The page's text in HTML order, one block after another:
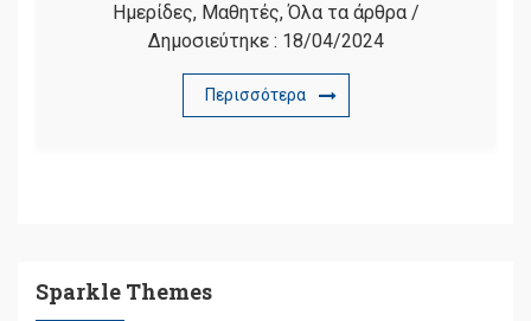
Ημερίδες, Μαθητές,Όλα τα άρθρα/
Δημοσιεύτηκε : 18/04/2024
Περισσότερα
Sparkle Themes